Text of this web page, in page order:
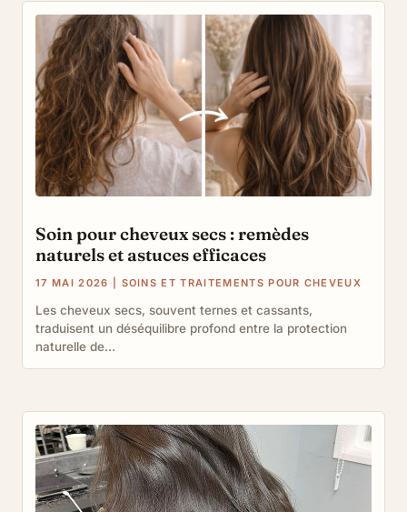
Soin pour cheveux secs : remèdes
naturels et astuces efficaces
17 MAI 2026 SOINS ET TRAITEMENTS POUR CHEVEUX
Les cheveux secs, souvent ternes et cassants,
traduisent un déséquilibre profond entre la protection
naturelle de...